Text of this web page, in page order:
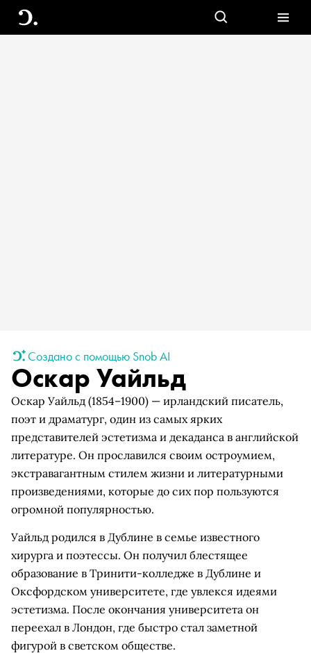
Создано с помощью Snob AI
Оскар Уайльд
Оскар Уайльд (1854–1900) — ирландский писатель,
поэт и драматург, один из самых ярких
представителей эстетизма и декаданса в английской
литературе. Он прославился своим остроумием,
экстравагантным стилем жизни и литературными
произведениями, которые до сих пор пользуются
огромной популярностью.
Уайльд родился в Дублине в семье известного
хирурга и поэтессы. Он получил блестящее
образование в Тринити-колледже в Дублине и
Оксфордском университете, где увлекся идеями
эстетизма. После окончания университета он
переехал в Лондон, где быстро стал заметной
фигурой в светском обществе.